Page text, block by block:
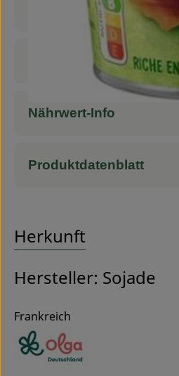
Produktinformationen
Nährwert-Info
Produktdatenblatt
Herkunft
Hersteller: Sojade
Frankreich